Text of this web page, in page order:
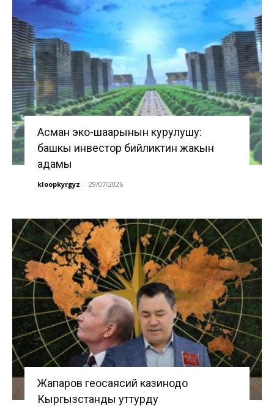
Асман эко-шаарынын курулушу:
башкы инвестор бийликтин жакын
адамы
kloopkyrgyz - 29/07/2026
Жапаров геосаясий казинодо
Кыргызстанды уттурду